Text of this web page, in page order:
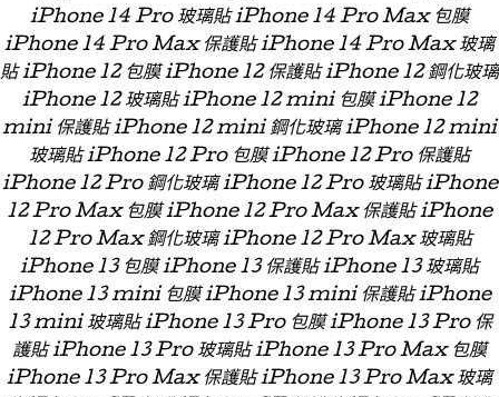
iPhone 14 Pro 玻璃貼 iPhone 14 Pro Max 包膜
iPhone 14 Pro Max 保護貼 iPhone 14 Pro Max 玻璃
貼 iPhone 12 包膜 iPhone 12 保護貼 iPhone 12 鋼化玻璃
iPhone 12 玻璃貼 iPhone 12 mini 包膜 iPhone 12
mini 保護貼 iPhone 12 mini 鋼化玻璃 iPhone 12 mini
玻璃貼 iPhone 12 Pro 包膜 iPhone 12 Pro 保護貼
iPhone 12 Pro 鋼化玻璃 iPhone 12 Pro 玻璃貼 iPhone
12 Pro Max 包膜 iPhone 12 Pro Max 保護貼 iPhone
12 Pro Max 鋼化玻璃 iPhone 12 Pro Max 玻璃貼
iPhone 13 包膜 iPhone 13 保護貼 iPhone 13 玻璃貼
iPhone 13 mini 包膜 iPhone 13 mini 保護貼 iPhone
13 mini 玻璃貼 iPhone 13 Pro 包膜 iPhone 13 Pro 保
護貼 iPhone 13 Pro 玻璃貼 iPhone 13 Pro Max 包膜
iPhone 13 Pro Max 保護貼 iPhone 13 Pro Max 玻璃